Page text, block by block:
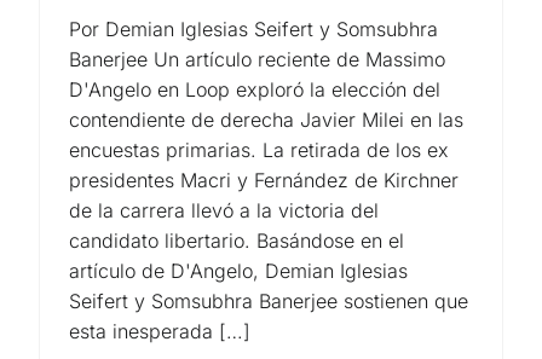
Por Demian Iglesias Seifert y Somsubhra
Banerjee Un artículo reciente de Massimo
D'Angelo en Loop exploró la elección del
contendiente de derecha Javier Milei en las
encuestas primarias. La retirada de los ex
presidentes Macri y Fernández de Kirchner
de la carrera llevó a la victoria del
candidato libertario. Basándose en el
artículo de D'Angelo, Demian Iglesias
Seifert y Somsubhra Banerjee sostienen que
esta inesperada […]